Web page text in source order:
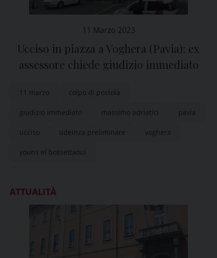
11 Marzo 2023
Ucciso in piazza a Voghera (Pavia): ex
assessore chiede giudizio immediato
11 marzo colpo di postola
giudizio immediato massimo adriatici pavia
ucciso udeinza preliminare voghera
youns el bossettaoui
ATTUALITÀ